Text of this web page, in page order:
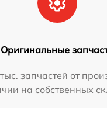
Оригинальные
запчастей от
на собственных